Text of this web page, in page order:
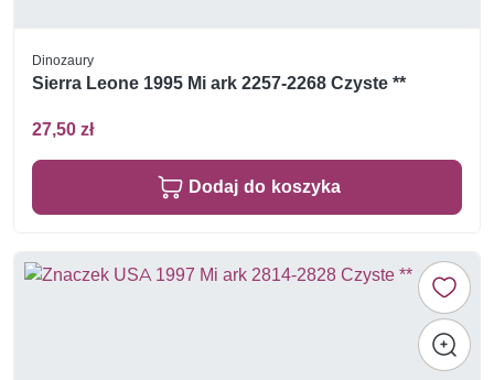
Dinozaury
Sierra Leone 1995 Mi ark 2257-2268 Czyste **
27,50 zł
Dodaj do koszyka